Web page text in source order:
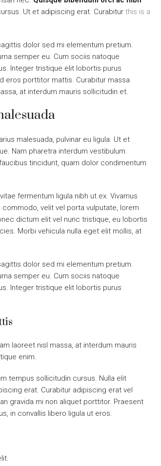
Ut et adipiscing erat. Curabitur this is a
dolor sed mi elementum pretium.
semper eu. Cum sociis natoque
Integer tristique elit lobortis purus
eros porttitor mattis. Curabitur massa
at interdum mauris sollicitudin et.
malesuada, pulvinar eu ligula. Ut et
Nam pharetra interdum vestibulum.
tincidunt, quam dolor condimentum
fermentum ligula nibh ut ex. Vivamus
velit vel porta vulputate, lorem
dictum elit vel nunc tristique, eu lobortis
Morbi vehicula nulla eget elit mollis, at
dolor sed mi elementum pretium.
semper eu. Cum sociis natoque
Integer tristique elit lobortis purus
laoreet nisl massa, at interdum mauris
enim.
tempus sollicitudin cursus. Nulla elit
erat. Curabitur adipiscing erat vel
gravida mi non aliquet porttitor. Praesent
in convallis libero ligula ut eros.